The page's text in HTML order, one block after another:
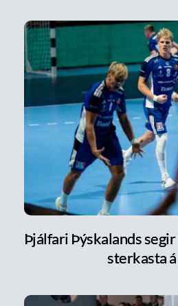
Þjálfari Þýskalands
sterkasta